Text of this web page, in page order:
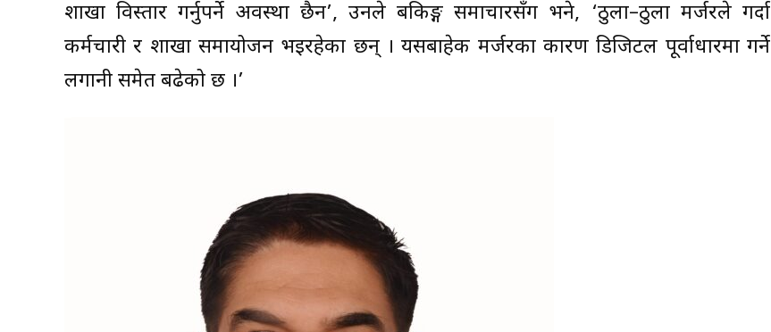
शाखा विस्तार गर्नुपर्ने अवस्था छैन’, उनले बैंकिङ्ग समाचारसँग भने, ‘ठुला–ठुला मर्जरले गर्दा
कर्मचारी र शाखा समायोजन भइरहेका छन् । यसबाहेक मर्जरका कारण डिजिटल पूर्वाधारमा गर्ने
लगानी समेत बढेको छ ।’